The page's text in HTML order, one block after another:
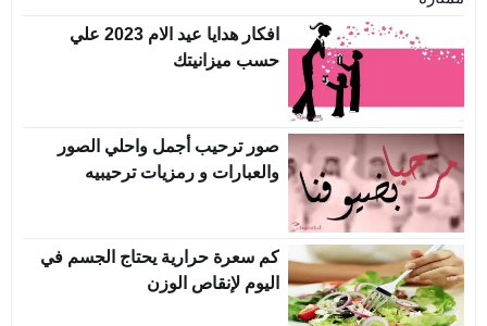
افكار هدايا عيد الام 2023 علي
حسب ميزانيتك
صور ترحيب أجمل واحلي الصور
والعبارات و رمزيات ترحيبيه
كم سعرة حرارية يحتاج الجسم في
اليوم لإنقاص الوزن